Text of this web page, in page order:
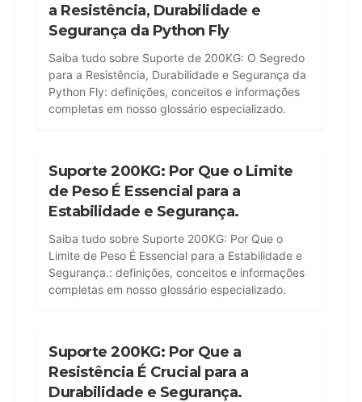
a Resistência, Durabilidade e
Segurança da Python Fly
Saiba tudo sobre Suporte de 200KG: O Segredo
para a Resistência, Durabilidade e Segurança da
Python Fly: definições, conceitos e informações
completas em nosso glossário especializado.
Suporte 200KG: Por Que o Limite
de Peso É Essencial para a
Estabilidade e Segurança.
Saiba tudo sobre Suporte 200KG: Por Que o
Limite de Peso É Essencial para a Estabilidade e
Segurança.: definições, conceitos e informações
completas em nosso glossário especializado.
Suporte 200KG: Por Que a
Resistência É Crucial para a
Durabilidade e Segurança.